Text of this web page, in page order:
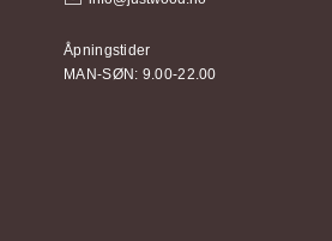
Åpningstider
MAN-SØN: 9.00-22.00